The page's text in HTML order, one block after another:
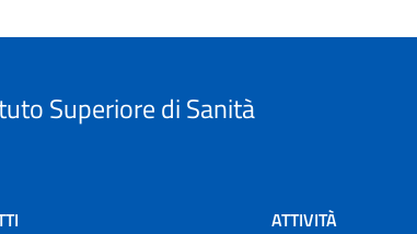
Superiore di Sanità
ATTIVITÀ